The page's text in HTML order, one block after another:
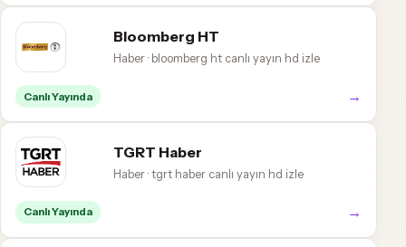
Bloomberg HT
Haber · bloomberg ht canlı yayın hd izle
Canlı Yayında →
TGRT Haber
Haber · tgrt haber canlı yayın hd izle
Canlı Yayında →